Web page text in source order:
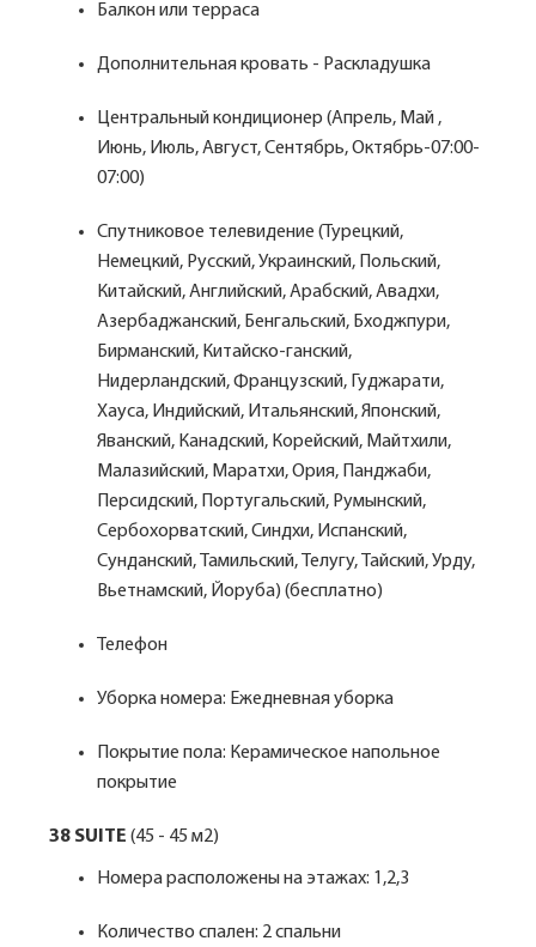
Балкон или терраса
Дополнительная кровать - Раскладушка
Центральный кондиционер (Апрель, Май ,
Июнь, Июль, Август, Сентябрь, Октябрь-07:00-
07:00)
Спутниковое телевидение (Турецкий,
Немецкий, Русский, Украинский, Польский,
Китайский, Английский, Арабский, Авадхи,
Азербаджанский, Бенгальский, Бходжпури,
Бирманский, Китайско-ганский,
Нидерландский, Французский, Гуджарати,
Хауса, Индийский, Итальянский, Японский,
Яванский, Канадский, Корейский, Майтхили,
Малазийский, Маратхи, Ория, Панджаби,
Персидский, Португальский, Румынский,
Сербохорватский, Синдхи, Испанский,
Сунданский, Тамильский, Телугу, Тайский, Урду,
Вьетнамский, Йоруба) (бесплатно)
Телефон
Уборка номера: Ежедневная уборка
Покрытие пола: Керамическое напольное
покрытие
38 SUITE (45 - 45 м2)
Номера расположены на этажах: 1,2,3
Количество спален: 2 спальни